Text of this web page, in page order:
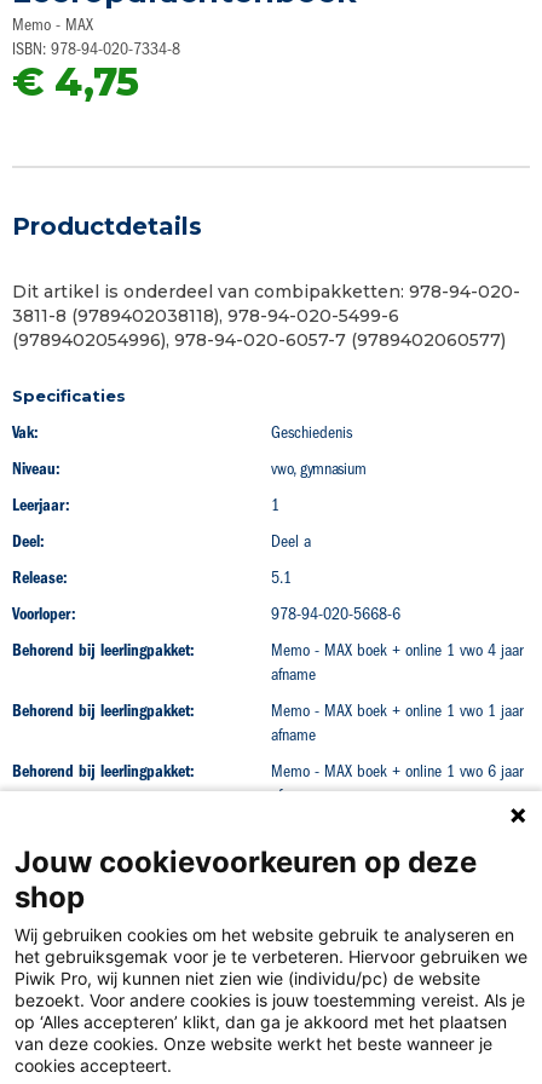
Memo - MAX
ISBN: 978-94-020-7334-8
€ 4,75
begin
van
de
afbeeldingen-
Productdetails
Dit artikel is onderdeel van combipakketten: 978-94-020-
3811-8 (9789402038118), 978-94-020-5499-6
(9789402054996), 978-94-020-6057-7 (9789402060577)
Specificaties
Vak:
Geschiedenis
Niveau:
vwo, gymnasium
Leerjaar:
1
Deel:
Deel a
Release:
5.1
Voorloper:
978-94-020-5668-6
Behorend bij leerlingpakket:
Memo - MAX boek + online 1 vwo 4 jaar
afname
Behorend bij leerlingpakket:
Memo - MAX boek + online 1 vwo 1 jaar
afname
Behorend bij leerlingpakket:
Memo - MAX boek + online 1 vwo 6 jaar
afname
Disclaimer
Jouw cookievoorkeuren op deze
shop
Wij gebruiken cookies om het website gebruik te analyseren en
het gebruiksgemak voor je te verbeteren. Hiervoor gebruiken we
Piwik Pro, wij kunnen niet zien wie (individu/pc) de website
bezoekt. Voor andere cookies is jouw toestemming vereist. Als je
op ‘Alles accepteren’ klikt, dan ga je akkoord met het plaatsen
van deze cookies. Onze website werkt het beste wanneer je
cookies accepteert.